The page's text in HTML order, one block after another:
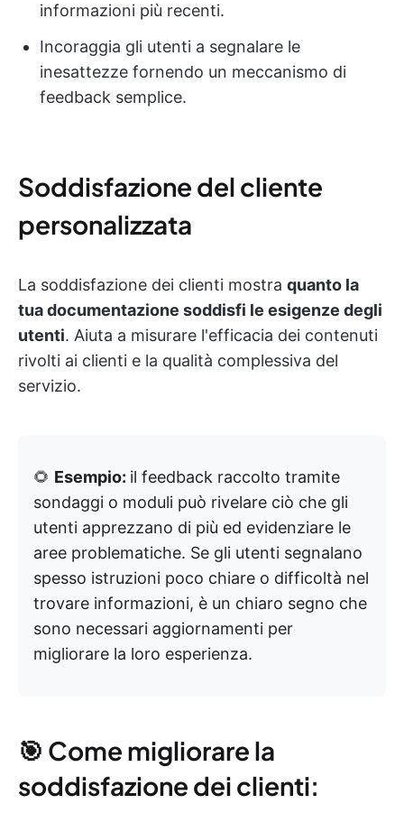
informazioni più recenti.
Incoraggia gli utenti a segnalare le
inesattezze fornendo un meccanismo di
feedback semplice.
Soddisfazione del cliente
personalizzata
La soddisfazione dei clienti mostra quanto la
tua documentazione soddisfi le esigenze degli
utenti. Aiuta a misurare l'efficacia dei contenuti
rivolti ai clienti e la qualità complessiva del
servizio.
🌻 Esempio: il feedback raccolto tramite
sondaggi o moduli può rivelare ciò che gli
utenti apprezzano di più ed evidenziare le
aree problematiche. Se gli utenti segnalano
spesso istruzioni poco chiare o difficoltà nel
trovare informazioni, è un chiaro segno che
sono necessari aggiornamenti per
migliorare la loro esperienza.
🎯 Come migliorare la
soddisfazione dei clienti: